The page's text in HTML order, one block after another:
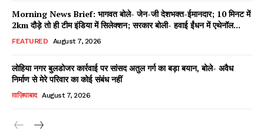
Facebook
X WhatsApp
Share
Read Latest News on AIN
Morning News Brief: भागवत बोले- जेन-जी देशभक्त-ईमानदार; 10 मिनट में
2km दौड़े तो ही टीम इंडिया में सिलेक्शन; सरकार बोली- हवाई ईंधन में एथेनॉल...
FEATURED August 7, 2026
लोहिया नगर बुलडोजर कार्रवाई पर सांसद अतुल गर्ग का बड़ा बयान, बोले- अवैध
निर्माण से मेरे परिवार का कोई संबंध नहीं
ग़ाज़ियाबाद August 7, 2026